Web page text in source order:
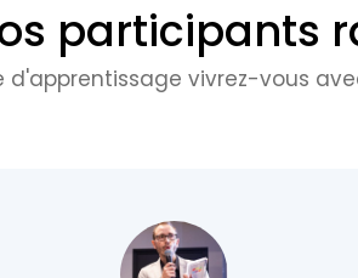
participants
d'apprentissage vivrez-vous